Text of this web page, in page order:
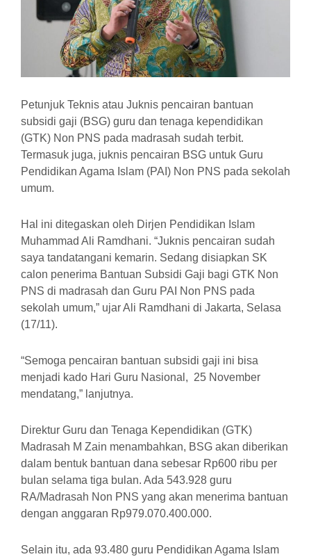
Petunjuk Teknis atau Juknis pencairan bantuan
subsidi gaji (BSG) guru dan tenaga kependidikan
(GTK) Non PNS pada madrasah sudah terbit.
Termasuk juga, juknis pencairan BSG untuk Guru
Pendidikan Agama Islam (PAI) Non PNS pada sekolah
umum.
Hal ini ditegaskan oleh Dirjen Pendidikan Islam
Muhammad Ali Ramdhani. “Juknis pencairan sudah
saya tandatangani kemarin. Sedang disiapkan SK
calon penerima Bantuan Subsidi Gaji bagi GTK Non
PNS di madrasah dan Guru PAI Non PNS pada
sekolah umum,” ujar Ali Ramdhani di Jakarta, Selasa
(17/11).
“Semoga pencairan bantuan subsidi gaji ini bisa
menjadi kado Hari Guru Nasional, 25 November
mendatang,” lanjutnya.
Direktur Guru dan Tenaga Kependidikan (GTK)
Madrasah M Zain menambahkan, BSG akan diberikan
dalam bentuk bantuan dana sebesar Rp600 ribu per
bulan selama tiga bulan. Ada 543.928 guru
RA/Madrasah Non PNS yang akan menerima bantuan
dengan anggaran Rp979.070.400.000.
Selain itu, ada 93.480 guru Pendidikan Agama Islam